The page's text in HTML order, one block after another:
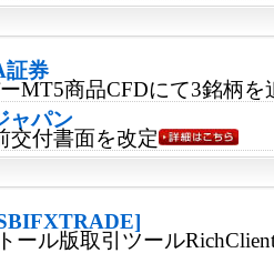
証券
MT5商品CFDにて3銘柄を
ャパン
交付書面を改定
ール版取引ツール